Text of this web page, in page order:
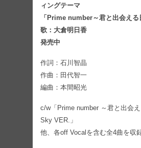
ィングテーマ
「Prime number～君と出会える
歌：大倉明日香
発売中
作詞：石川智晶
作曲：田代智一
編曲：本間昭光
c/w「Prime number ～君と出会
Sky VER.」
他、各off Vocalを含む全4曲を収